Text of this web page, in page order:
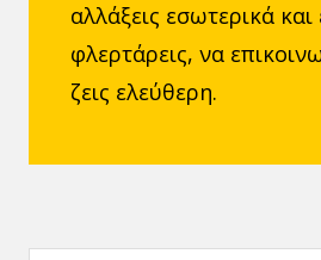
αλλάξεις εσωτερικά
φλερτάρεις, να
ζεις ελεύθερη.